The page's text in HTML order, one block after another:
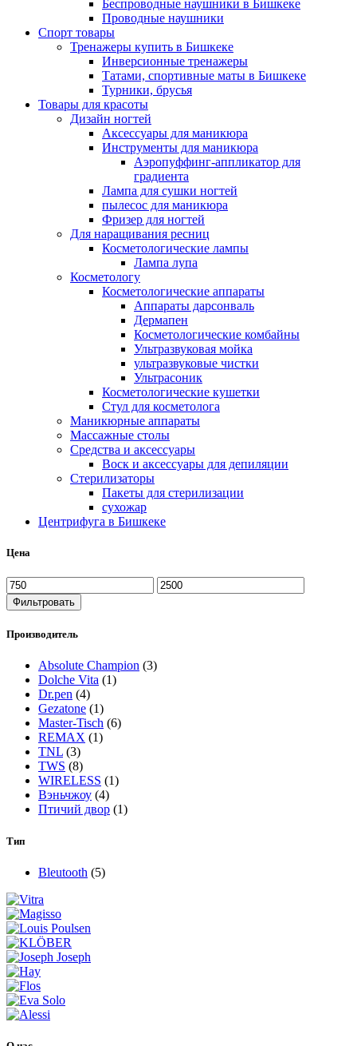
Беспроводные наушники в Бишкеке
Проводные наушники
Спорт товары
Тренажеры купить в Бишкеке
Инверсионные тренажеры
Татами, спортивные маты в Бишкеке
Турники, брусья
Товары для красоты
Дизайн ногтей
Аксессуары для маникюра
Инструменты для маникюра
Аэропуффинг-аппликатор для
градиента
Лампа для сушки ногтей
пылесос для маникюра
Фризер для ногтей
Для наращивания ресниц
Косметологические лампы
Лампа лупа
Косметологу
Косметологические аппараты
Аппараты дарсонваль
Дермапен
Косметологические комбайны
Ультразвуковая мойка
ультразвуковые чистки
Ультрасоник
Косметологические кушетки
Стул для косметолога
Маникюрные аппараты
Массажные столы
Средства и аксессуары
Воск и аксессуары для депиляции
Стерилизаторы
Пакеты для стерилизации
сухожар
Центрифуга в Бишкеке
Цена
Фильтровать
Производитель
Absolute Champion (3)
Dolche Vita (1)
Dr.pen (4)
Gezatone (1)
Master-Tisch (6)
REMAX (1)
TNL (3)
TWS (8)
WIRELESS (1)
Вэньчжоу (4)
Птичий двор (1)
Тип
Bleutooth (5)